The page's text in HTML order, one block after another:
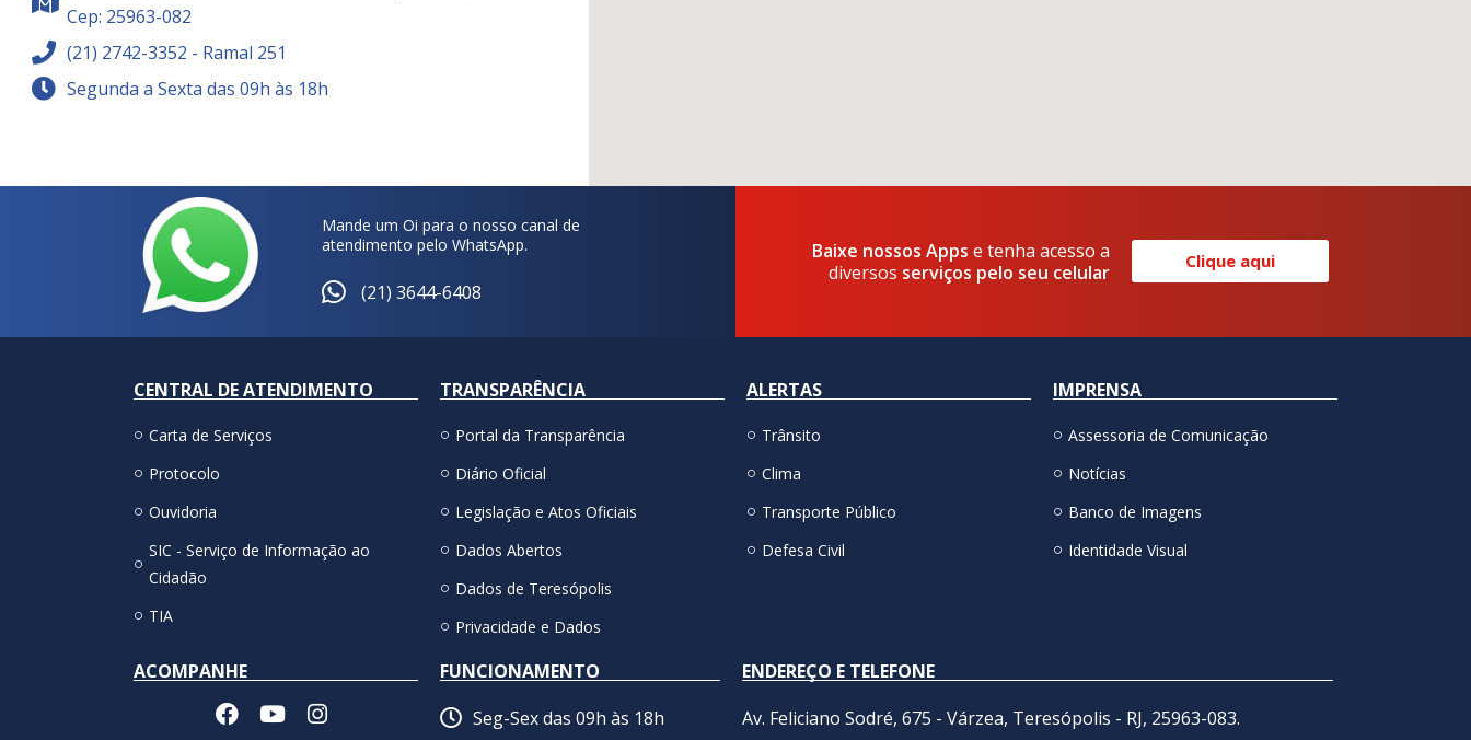
Cep: 25963-082
(21) 2742-3352 - Ramal 251
Segunda a Sexta das 09h às 18h
Mande um Oi para o nosso canal de
atendimento pelo WhatsApp.
(21) 3644-6408
Baixe nossos Appse tenha acesso a
diversos serviços pelo seu celular Clique aqui
CENTRAL DE ATENDIMENTO
Carta de Serviços
Protocolo
Ouvidoria
SIC - Serviço de Informação ao
Cidadão
TIA
TRANSPARÊNCIA
Portal da Transparência
Diário Oficial
Legislação e Atos Oficiais
Dados Abertos
Dados de Teresópolis
Privacidade e Dados
ALERTAS
Trânsito
Clima
Transporte Público
Defesa Civil
IMPRENSA
Assessoria de Comunicação
Notícias
Banco de Imagens
Identidade Visual
ACOMPANHE
FUNCIONAMENTO
Seg-Sex das 09h às 18h
ENDEREÇO E TELEFONE
Av. Feliciano Sodré, 675 - Várzea, Teresópolis - RJ, 25963-083.